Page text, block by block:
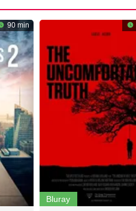
90 min
Bluray